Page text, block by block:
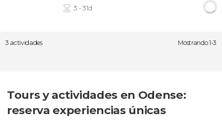
3 - 31d
3 actividades Mostrando 1-3
Tours y actividades en Odense:
reserva experiencias únicas